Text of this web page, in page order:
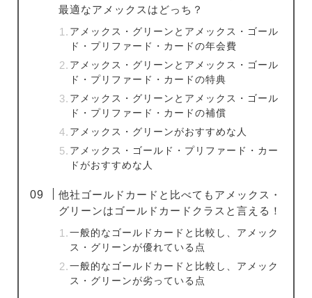
最適なアメックスはどっち？
アメックス・グリーンとアメックス・ゴール
ド・プリファード・カードの年会費
アメックス・グリーンとアメックス・ゴール
ド・プリファード・カードの特典
アメックス・グリーンとアメックス・ゴール
ド・プリファード・カードの補償
アメックス・グリーンがおすすめな人
アメックス・ゴールド・プリファード・カー
ドがおすすめな人
他社ゴールドカードと比べてもアメックス・
グリーンはゴールドカードクラスと言える！
一般的なゴールドカードと比較し、アメック
ス・グリーンが優れている点
一般的なゴールドカードと比較し、アメック
ス・グリーンが劣っている点